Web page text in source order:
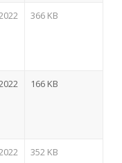
366 KB
166 KB
352 KB